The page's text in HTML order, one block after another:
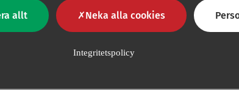
allt Neka alla cookies
Integritetspolicy
Antal/Avd.förpackning